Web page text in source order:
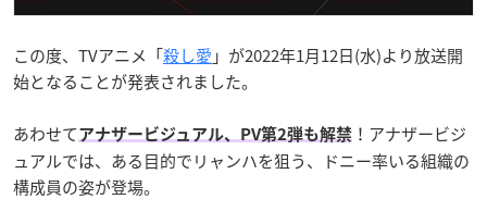
この度、TVアニメ「殺し愛 」が2022年1月12日(水)より放送開
始となることが発表されました。
あわせてアナザービジュアル、PV第2弾も解禁 ！アナザービジ
ュアルでは、ある目的でリャンハを狙う、ドニー率いる組織の
構成員の姿が登場。